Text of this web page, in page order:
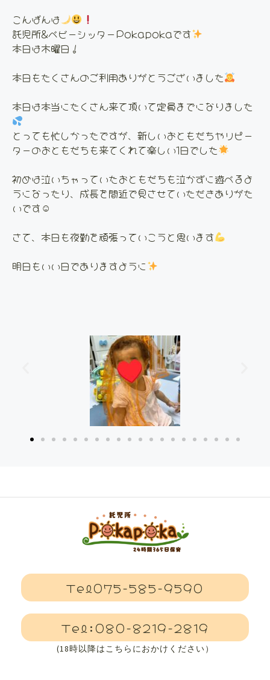
こんばんは
託児所&ベビーシッターPokapokaです
本日は木曜日！
本日もたくさんのご利用ありがとうございました
本日は本当にたくさん来て頂いて定員までになりました
とっても忙しかったですが、新しいおともだちやリピー
ターのおともだちも来てくれて楽しい1日でした
初めは泣いちゃっていたおともだちも泣かずに遊べるよ
うになったり、成長を間近で見させていただきありがた
いです☺
さて、本日も夜勤を頑張っていこうと思います
明日もいい日でありますように
Tel075-585-9590
Tel:080-8219-2819
(18時以降はこちらにおかけください）